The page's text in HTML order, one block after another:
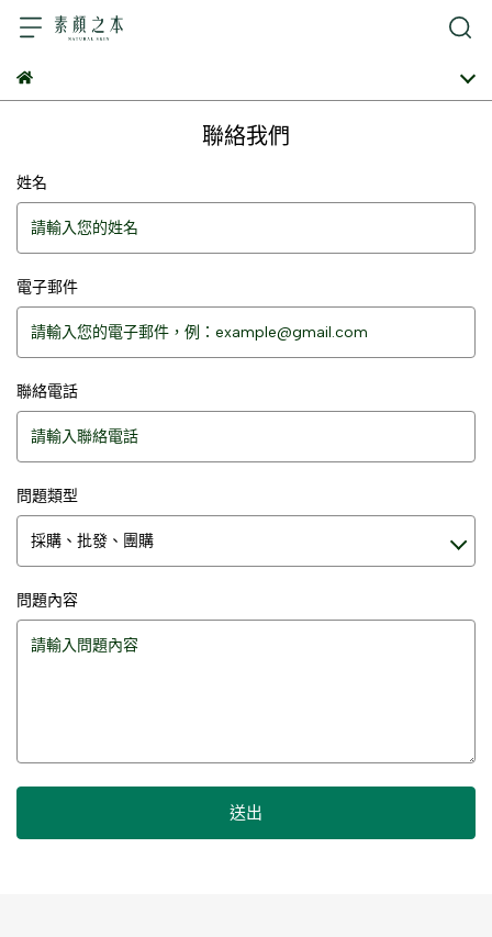
聯絡我們
姓名
電子郵件
聯絡電話
問題類型
問題內容
送出